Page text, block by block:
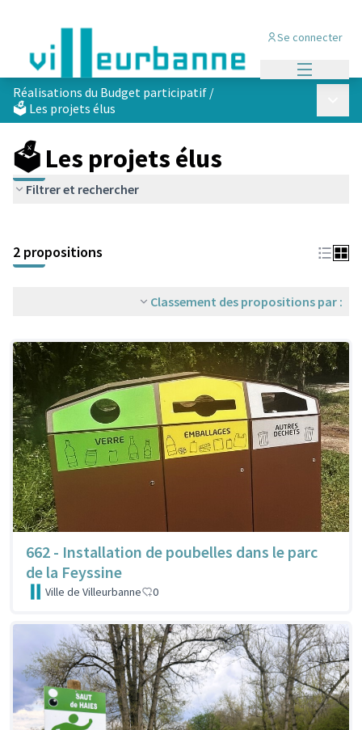
Se connecter
Réalisations du Budget participatif /
🗳️ Les projets élus
🗳️ Les projets élus
Filtrer et rechercher
+
−
2 propositions
Classement des propositions par :
662 - Installation de poubelles dans le parc
de la Feyssine
Ville de Villeurbanne 0